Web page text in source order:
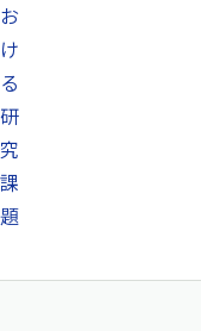
お
け
る
研
究
課
題